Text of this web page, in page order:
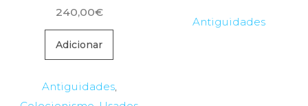
240,00€
Adicionar
Antiguidades,
Antiguidades